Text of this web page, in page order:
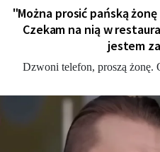
"Można prosić pańską
Czekam na nią w
jestem
Dzwoni telefon, proszą żonę.